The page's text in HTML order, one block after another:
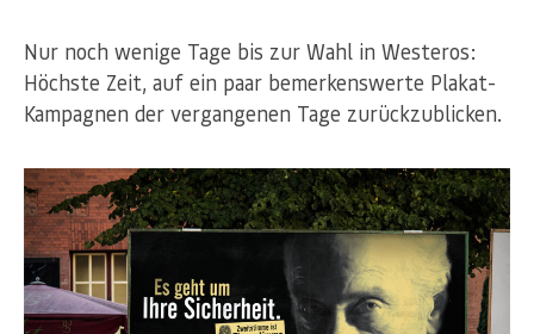
Nur noch wenige Tage bis zur Wahl in Westeros:
Höchste Zeit, auf ein paar bemerkenswerte Plakat-
Kampagnen der vergangenen Tage zurückzublicken.